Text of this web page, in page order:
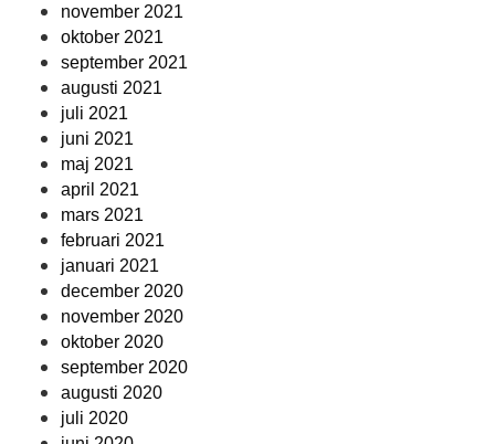
november 2021
oktober 2021
september 2021
augusti 2021
juli 2021
juni 2021
maj 2021
april 2021
mars 2021
februari 2021
januari 2021
december 2020
november 2020
oktober 2020
september 2020
augusti 2020
juli 2020